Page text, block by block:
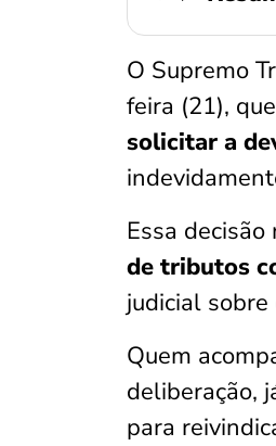
O Supremo
feira (21),
solicitar a
Essa
de tributos
judicial sobre
Quem
deliberação,
para